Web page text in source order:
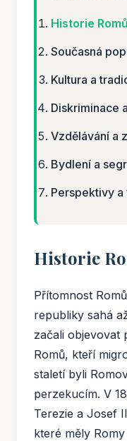
Historie
Současná
Kultura a
Diskriminace
Vzdělávání a
Bydlení a
Perspektivy
Historie
Přítomnost
republiky sahá
začali
Romů, kteří
staletí byli
perzekucím. V
Terezie a Josef
které měly